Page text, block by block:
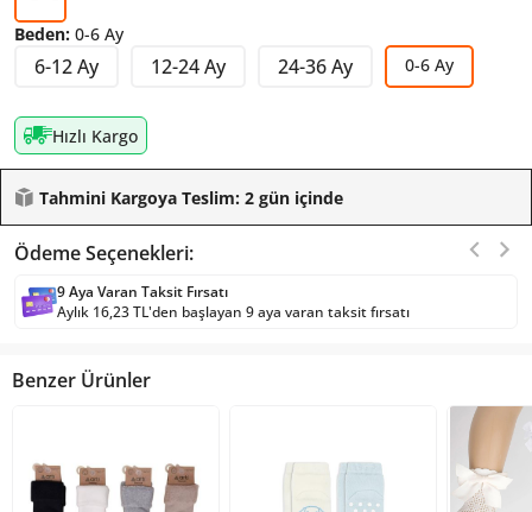
Beden: 0-6 Ay
6-12 Ay 12-24 Ay 24-36 Ay 0-6 Ay
Hızlı Kargo
Tahmini Kargoya Teslim: 2 gün içinde
Ödeme Seçenekleri:
9 Aya Varan Taksit Fırsatı
Aylık 16,23 TL'den başlayan 9 aya varan taksit fırsatı
Benzer Ürünler